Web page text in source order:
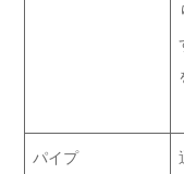
パイプ